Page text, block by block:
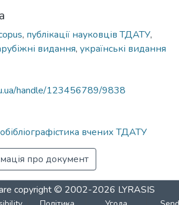
, публікації науковців ТДАТУ,
видання, українські видання
handle/123456789/9838
вчених ТДАТУ
про документ
copyright © 2002-2026 LYRASIS